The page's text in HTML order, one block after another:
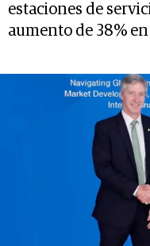
estaciones de
aumento de 38%